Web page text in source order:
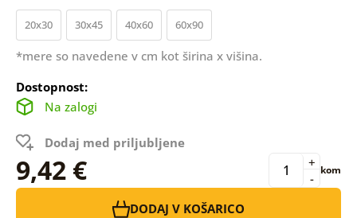
20x30 30x45 40x60 60x90
*mere so navedene v cm kot širina x višina.
Dostopnost:
Na zalogi
Dodaj med priljubljene
9,42 € -
+ kom
DODAJ V KOŠARICO